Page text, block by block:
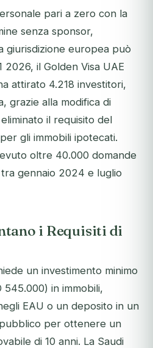
pari a zero con la
senza sponsor,
giurisdizione europea può
2026, il Golden Visa UAE
attirato 4.218 investitori,
grazie alla modifica di
il requisito del
gli immobili ipotecati.
oltre 40.000 domande
gennaio 2024 e luglio
i Requisiti di
un investimento minimo
545.000) in immobili,
EAU o un deposito in un
per ottenere un
di 10 anni. La Saudi